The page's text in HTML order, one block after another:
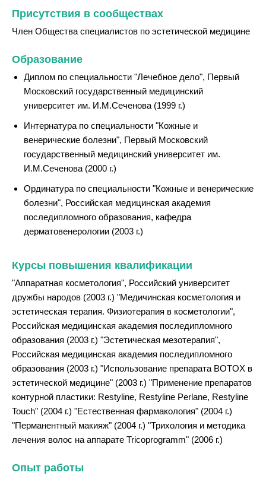
Присутствия в сообществах
Член Общества специалистов по эстетической медицине
Образование
Диплом по специальности "Лечебное дело", Первый
Московский государственный медицинский
университет им. И.М.Сеченова (1999 г.)
Интернатура по специальности "Кожные и
венерические болезни", Первый Московский
государственный медицинский университет им.
И.М.Сеченова (2000 г.)
Ординатура по специальности "Кожные и венерические
болезни", Российская медицинская академия
последипломного образования, кафедра
дерматовенерологии (2003 г.)
Курсы повышения квалификации
"Аппаратная косметология", Российский университет
дружбы народов (2003 г.) "Медичинская косметология и
эстетическая терапия. Физиотерапия в косметологии",
Российская медицинская академия последипломного
образования (2003 г.) "Эстетическая мезотерапия",
Российская медицинская академия последипломного
образования (2003 г.) "Использование препарата BOTOX в
эстетической медицине" (2003 г.) "Применение препаратов
контурной пластики: Restyline, Restyline Perlane, Restyline
Touch" (2004 г.) "Естественная фармакология" (2004 г.)
"Перманентный макияж" (2004 г.) "Трихология и методика
лечения волос на аппарате Tricoprogramm" (2006 г.)
Опыт работы